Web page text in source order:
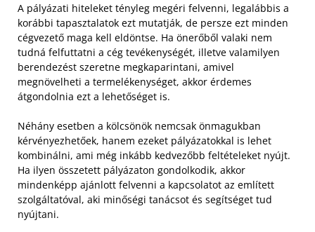
A pályázati hiteleket tényleg megéri felvenni, legalábbis a
korábbi tapasztalatok ezt mutatják, de persze ezt minden
cégvezető maga kell eldöntse. Ha önerőből valaki nem
tudná felfuttatni a cég tevékenységét, illetve valamilyen
berendezést szeretne megkaparintani, amivel
megnövelheti a termelékenységet, akkor érdemes
átgondolnia ezt a lehetőséget is.
Néhány esetben a kölcsönök nemcsak önmagukban
kérvényezhetőek, hanem ezeket pályázatokkal is lehet
kombinálni, ami még inkább kedvezőbb feltételeket nyújt.
Ha ilyen összetett pályázaton gondolkodik, akkor
mindenképp ajánlott felvenni a kapcsolatot az említett
szolgáltatóval, aki minőségi tanácsot és segítséget tud
nyújtani.